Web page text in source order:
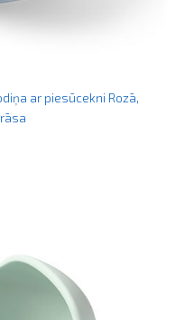
ar piesūcekni Rozā,